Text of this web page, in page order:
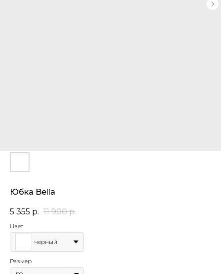
Юбка Bella
5 355 р. 11 900 р.
Цвет
черный
Размер